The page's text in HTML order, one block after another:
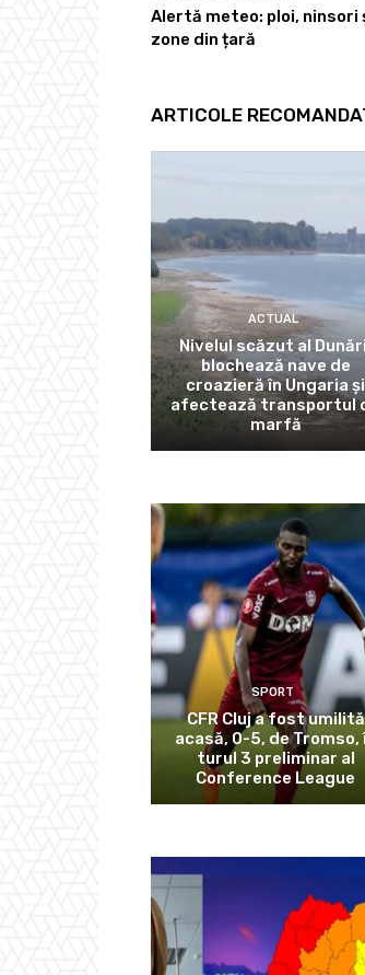
Alertă meteo: ploi, ninsori
zone din țară
ARTICOLE
ACTUAL
Nivelul scăzut al
blochează nave de
croazieră în Ungaria și
afectează transportul
marfă
SPORT
CFR Cluj a fost umilită
acasă, 0-5, de Tromso,
turul 3 preliminar al
Conference League